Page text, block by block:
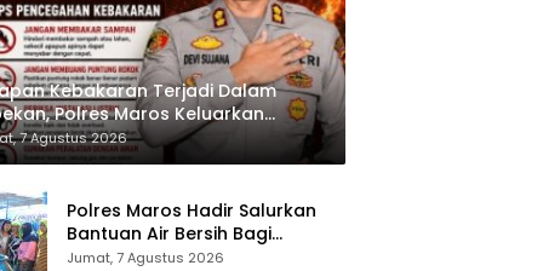
Kebakaran Terjadi Dalam
Polres Maros Keluarkan
kepada Masyarakat
7 Agustus 2026
Polres Maros Hadir Salurkan
Bantuan Air Bersih Bagi
Masyarakat Terdampak Krisis
Jumat, 7 Agustus 2026